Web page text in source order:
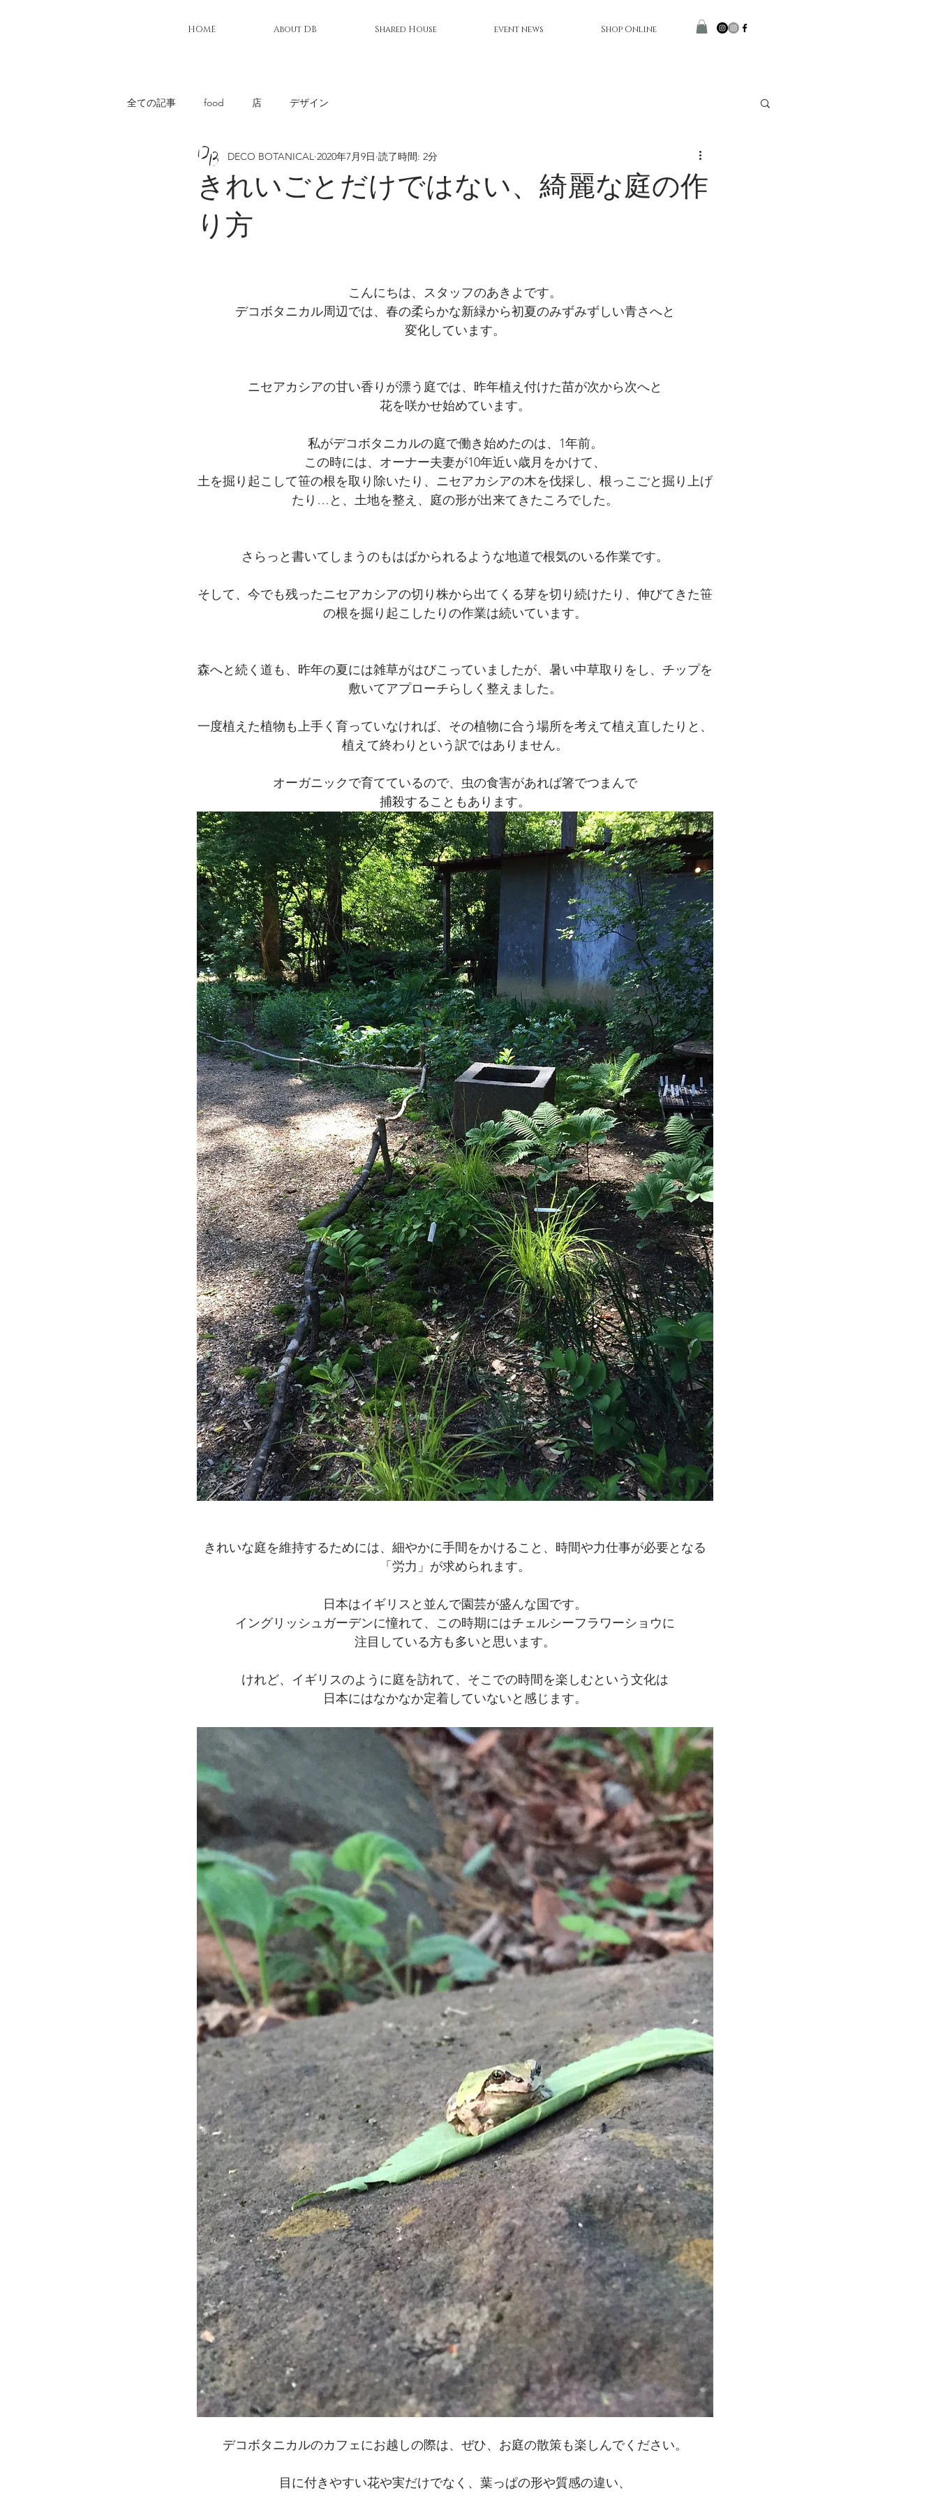
HOME About DB Shared House event news Shop Online
全ての記事 food 店 デザイン
きれいごとだけではない、綺麗な庭の作
り方
DECO BOTANICAL 2020年7月9日 読了時間: 2分
こんにちは、スタッフのあきよです。
デコボタニカル周辺では、春の柔らかな新緑から初夏のみずみずしい青さへと
変化しています。
ニセアカシアの甘い香りが漂う庭では、昨年植え付けた苗が次から次へと
花を咲かせ始めています。
私がデコボタニカルの庭で働き始めたのは、1年前。
この時には、オーナー夫妻が10年近い歳月をかけて、
土を掘り起こして笹の根を取り除いたり、ニセアカシアの木を伐採し、根っこごと掘り上げ
たり…と、土地を整え、庭の形が出来てきたころでした。
さらっと書いてしまうのもはばかられるような地道で根気のいる作業です。
そして、今でも残ったニセアカシアの切り株から出てくる芽を切り続けたり、伸びてきた笹
の根を掘り起こしたりの作業は続いています。
森へと続く道も、昨年の夏には雑草がはびこっていましたが、暑い中草取りをし、チップを
敷いてアプローチらしく整えました。
一度植えた植物も上手く育っていなければ、その植物に合う場所を考えて植え直したりと、
植えて終わりという訳ではありません。
オーガニックで育てているので、虫の食害があれば箸でつまんで
捕殺することもあります。
きれいな庭を維持するためには、細やかに手間をかけること、時間や力仕事が必要となる
「労力」が求められます。
日本はイギリスと並んで園芸が盛んな国です。
イングリッシュガーデンに憧れて、この時期にはチェルシーフラワーショウに
注目している方も多いと思います。
けれど、イギリスのように庭を訪れて、そこでの時間を楽しむという文化は
日本にはなかなか定着していないと感じます。
デコボタニカルのカフェにお越しの際は、ぜひ、お庭の散策も楽しんでください。
目に付きやすい花や実だけでなく、葉っぱの形や質感の違い、